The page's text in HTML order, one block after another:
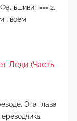
=== 2.
твоём
Леди (Часть
Эта глава